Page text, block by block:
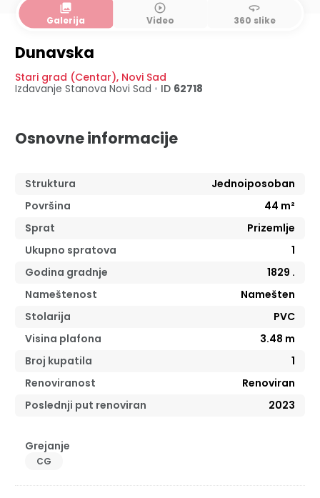
collections
Galerija
play_circle_outline
Video
360
360 slike
Dunavska
Stari grad (Centar), Novi Sad
Izdavanje Stanova Novi Sad • ID 62718
Osnovne informacije
Struktura
Jednoiposoban
Površina
44 m²
Sprat
Prizemlje
Ukupno spratova
1
Godina gradnje
1829 .
Nameštenost
Namešten
Stolarija
PVC
Visina plafona
3.48 m
Broj kupatila
1
Renoviranost
Renoviran
Poslednji put renoviran
2023
Grejanje
CG